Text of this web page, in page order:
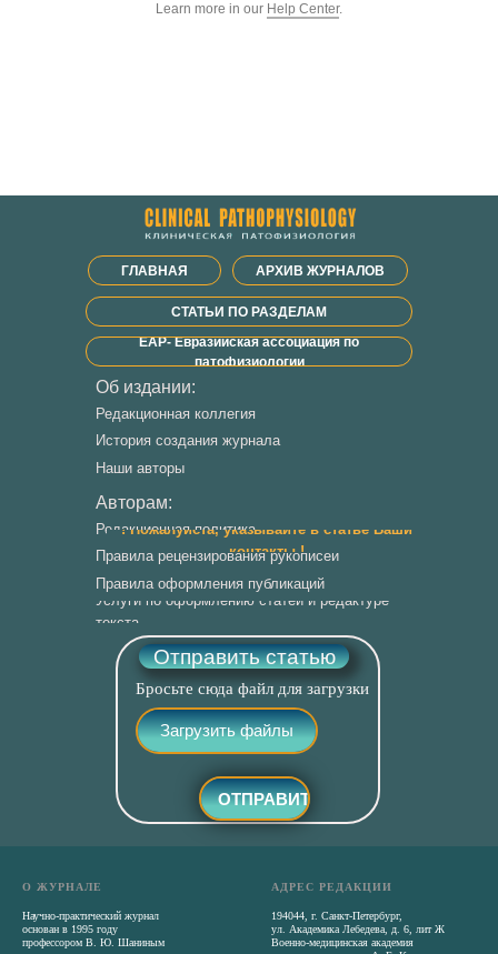
Learn more in our Help Center.
ГЛАВНАЯ АРХИВ ЖУРНАЛОВ
СТАТЬИ ПО РАЗДЕЛАМ
ЕАР- Евразийская ассоциация по
патофизиологии
Редакционная коллегия
История создания журнала
Наши авторы
Об издании:
Авторам:
Редакционная политика
Правила рецензирования рукописей
Правила оформления публикаций
Отправить статью
Бросьте сюда файл для загрузки
Загрузить файлы
ОТПРАВИТЬ
Услуги по оформлению статей и редактуре
текста
! Пожалуйста, указывайте в статье Ваши
контакты !
О ЖУРНАЛЕ
Научно-практический журнал
основан в 1995 году
профессором В. Ю. Шаниным
АДРЕС РЕДАКЦИИ
194044, г. Санкт-Петербург,
ул. Академика Лебедева, д. 6, лит Ж
Военно-медицинская академия